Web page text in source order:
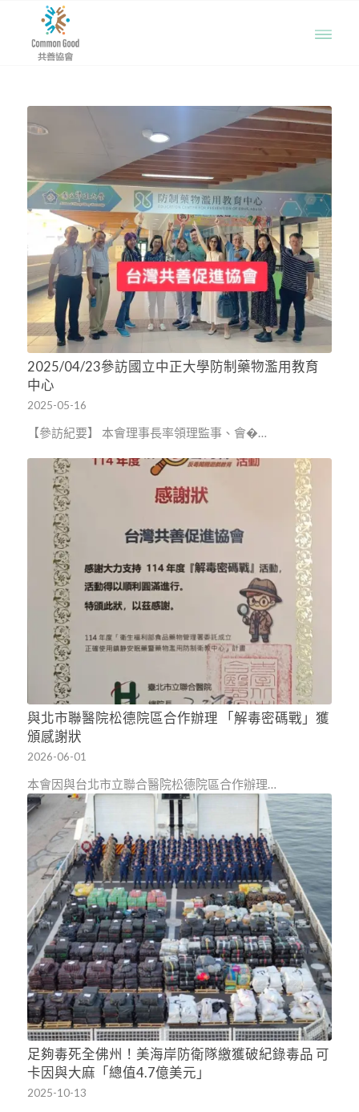
2025/04/23參訪國立中正大學防制藥物濫用教育
中心
2025-05-16
【參訪紀要】 本會理事長率領理監事、會�…
與北市聯醫院松德院區合作辦理 「解毒密碼戰」獲
頒感謝狀
2026-06-01
本會因與台北市立聯合醫院松德院區合作辦理…
足夠毒死全佛州！美海岸防衛隊繳獲破紀錄毒品 可
卡因與大麻「總值4.7億美元」
2025-10-13